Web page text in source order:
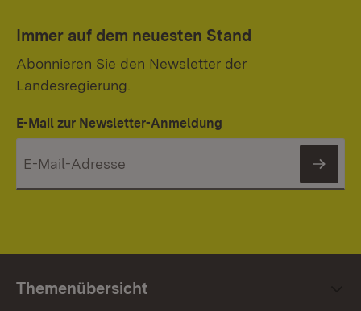
Immer auf dem neuesten Stand
Abonnieren Sie den Newsletter der
Landesregierung.
E-Mail zur Newsletter-Anmeldung
Themenübersicht